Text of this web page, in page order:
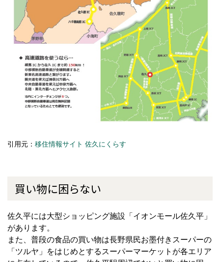
引用元： 移住情報サイト 佐久にくらす
買い物に困らない
佐久平には大型ショッピング施設「イオンモール佐久平」
があります。
また、普段の食品の買い物は長野県民お墨付きスーパーの
「ツルヤ」をはじめとするスーパーマーケットが各エリア